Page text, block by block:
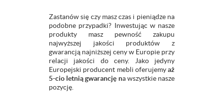
Zastanów się czy masz czas i pieniądze na
podobne przypadki? Inwestując w nasze
produkty masz pewność zakupu
najwyższej jakości produktów z
gwarancją najniższej ceny w Europie przy
relacji jakości do ceny. Jako jedyny
Europejski producent mebli oferujemyaż
5-cio letnią gwarancję na wszystkie nasze
pozycję.